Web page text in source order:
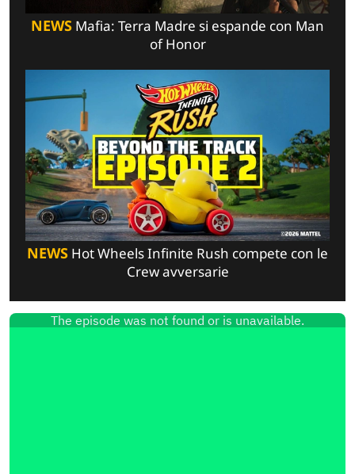
NEWS Mafia: Terra Madre si espande con Man
of Honor
NEWS Hot Wheels Infinite Rush compete con le
Crew avversarie